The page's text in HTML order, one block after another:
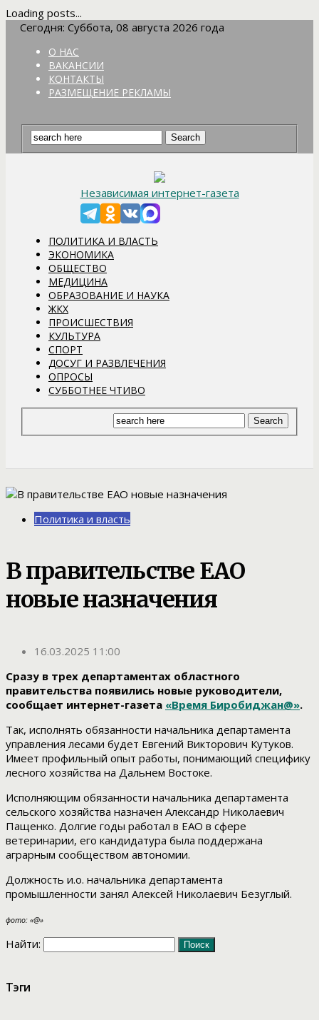
Loading posts...
Сегодня: Суббота, 08 августа 2026 года
О НАС
ВАКАНСИИ
КОНТАКТЫ
РАЗМЕЩЕНИЕ РЕКЛАМЫ
Независимая интернет-газета
ПОЛИТИКА И ВЛАСТЬ
ЭКОНОМИКА
ОБЩЕСТВО
МЕДИЦИНА
ОБРАЗОВАНИЕ И НАУКА
ЖКХ
ПРОИСШЕСТВИЯ
КУЛЬТУРА
СПОРТ
ДОСУГ И РАЗВЛЕЧЕНИЯ
ОПРОСЫ
СУББОТНЕЕ ЧТИВО
Политика и власть
В правительстве ЕАО
новые назначения
16.03.2025 11:00
Сразу в трех департаментах областного
правительства появились новые руководители,
сообщает интернет-газета «Время Биробиджан@».
Так, исполнять обязанности начальника департамента
управления лесами будет Евгений Викторович Кутуков.
Имеет профильный опыт работы, понимающий специфику
лесного хозяйства на Дальнем Востоке.
Исполняющим обязанности начальника департамента
сельского хозяйства назначен Александр Николаевич
Пащенко. Долгие годы работал в ЕАО в сфере
ветеринарии, его кандидатура была поддержана
аграрным сообществом автономии.
Должность и.о. начальника департамента
промышленности занял Алексей Николаевич Безуглый.
фото: «@»
Найти:
Тэги